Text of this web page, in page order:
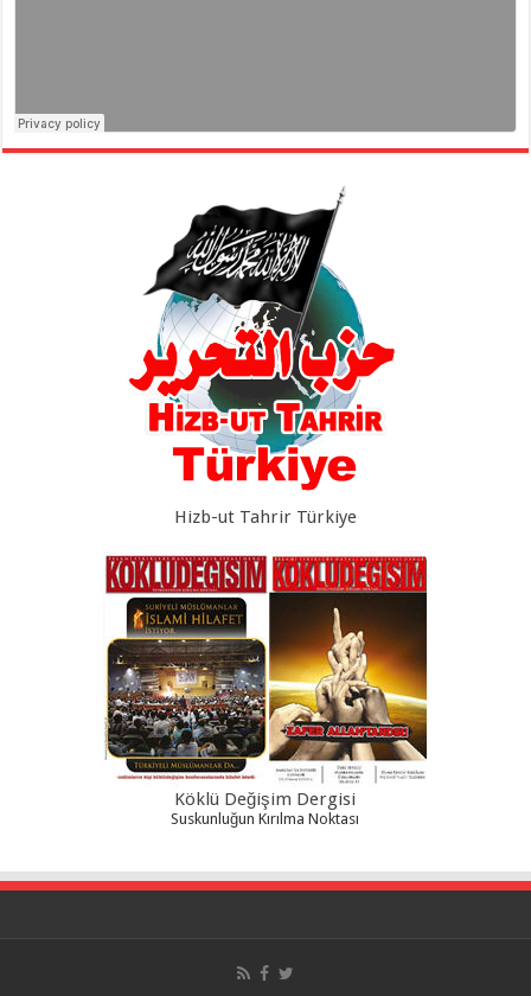
Hizb-ut Tahrir Türkiye
Köklü Değişim Dergisi
Suskunluğun Kırılma Noktası